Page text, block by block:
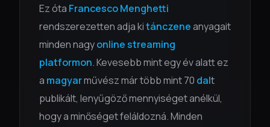
Ez óta Francesco Menghetti
rendszerezetten adja kitánczeneanyagait
minden nagyonline streaming
platformon. Kevesebb mint egy év alatt ez
a magyarművész már több mint 70 dalt
publikált, lenyűgöző mennyiséget anélkül,
hogy a minőséget feláldozná. Minden